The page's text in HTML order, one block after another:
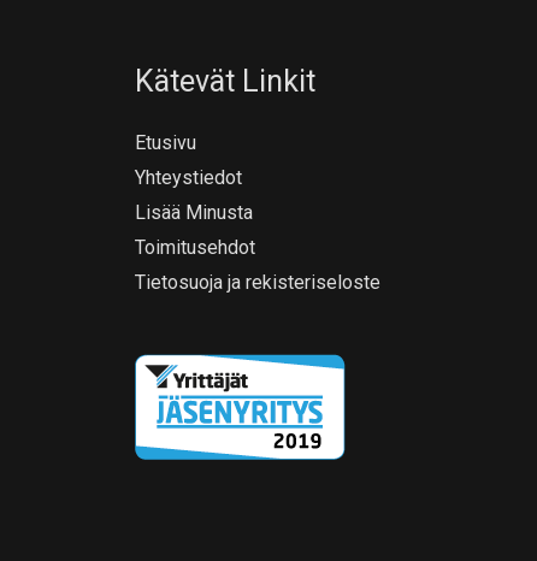
Kätevät Linkit
Etusivu
Yhteystiedot
Lisää Minusta
Toimitusehdot
Tietosuoja ja rekisteriseloste